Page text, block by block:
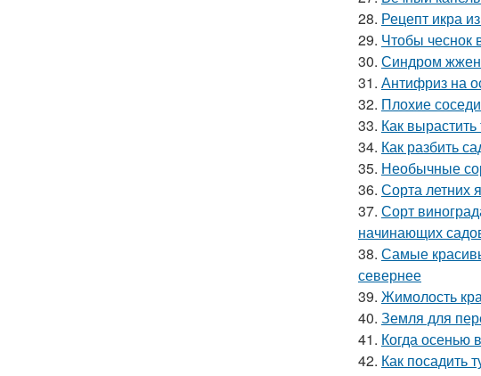
28. Рецепт икра
29. Чтобы чеснок
30. Синдром
31. Антифриз на
32. Плохие
33. Как
34. Как разбить
35. Необычные
36. Сорта летних
37. Сорт
начинающих
38. Самые
севернее
39. Жимолость
40. Земля для
41. Когда осенью
42. Как посадить